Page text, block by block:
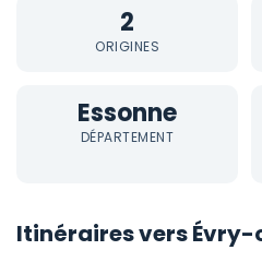
2
ORIGINES
Essonne
DÉPARTEMENT
Itinéraires vers